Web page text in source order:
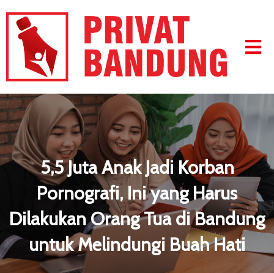
5,5 Juta Anak Jadi Korban
Pornografi, Ini yang Harus
Dilakukan Orang Tua di Bandung
untuk Melindungi Buah Hati